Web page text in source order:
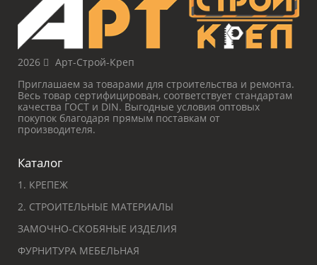
2026
Арт-Строй-Креп
Приглашаем за товарами для строительства и ремонта.
Весь товар сертифицирован, соответствует стандартам
качества ГОСТ и DIN. Выгодные условия оптовых
покупок благодаря прямым поставкам от
производителя.
Каталог
1. КРЕПЕЖ
2. СТРОИТЕЛЬНЫЕ МАТЕРИАЛЫ
ЗАМОЧНО-СКОБЯНЫЕ ИЗДЕЛИЯ
ФУРНИТУРА МЕБЕЛЬНАЯ